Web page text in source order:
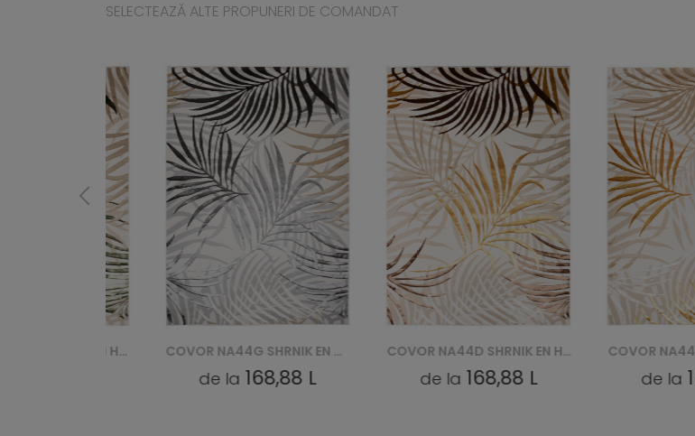
SELECTEAZĂ ALTE PROPUNERI DE COMANDAT
COVOR NA44G SHRNIK EN HBF - KREMOWY, ZŁOTY
168,88 L
COVOR NA44D SHRNIK EN HBJ - KREMOWY, ZŁOTY
168,88 L 168,88